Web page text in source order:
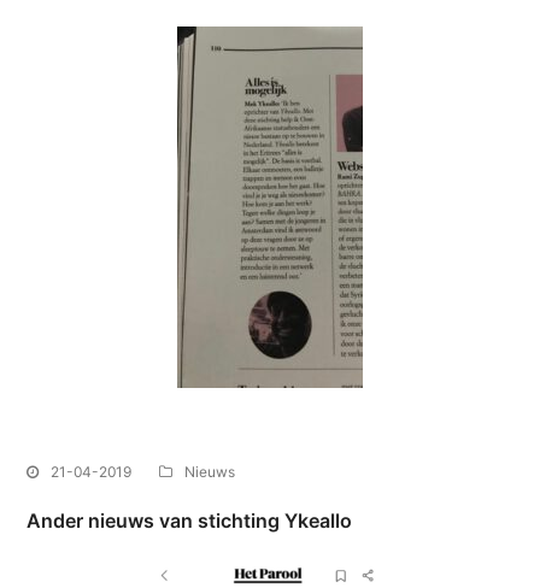
21-04-2019 Nieuws
Ander nieuws van stichting Ykeallo